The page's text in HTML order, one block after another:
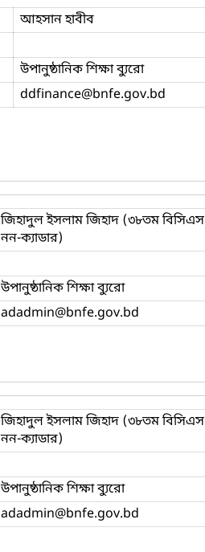
আহসান হাবীব
উপানুষ্ঠানিক শিক্ষা ব্যুরো
ddfinance@bnfe.gov.bd
জিহাদুল ইসলাম জিহাদ (৩৮তম বিসিএস
নন-ক্যাডার)
উপানুষ্ঠানিক শিক্ষা ব্যুরো
adadmin@bnfe.gov.bd
জিহাদুল ইসলাম জিহাদ (৩৮তম বিসিএস
নন-ক্যাডার)
উপানুষ্ঠানিক শিক্ষা ব্যুরো
adadmin@bnfe.gov.bd